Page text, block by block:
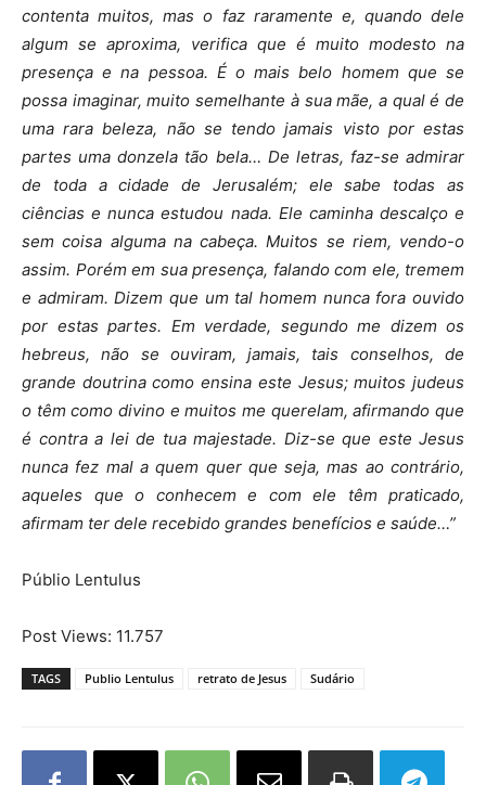
contenta muitos, mas o faz raramente e, quando dele
algum se aproxima, verifica que é muito modesto na
presença e na pessoa. É o mais belo homem que se
possa imaginar, muito semelhante à sua mãe, a qual é de
uma rara beleza, não se tendo jamais visto por estas
partes uma donzela tão bela… De letras, faz-se admirar
de toda a cidade de Jerusalém; ele sabe todas as
ciências e nunca estudou nada. Ele caminha descalço e
sem coisa alguma na cabeça. Muitos se riem, vendo-o
assim. Porém em sua presença, falando com ele, tremem
e admiram. Dizem que um tal homem nunca fora ouvido
por estas partes. Em verdade, segundo me dizem os
hebreus, não se ouviram, jamais, tais conselhos, de
grande doutrina como ensina este Jesus; muitos judeus
o têm como divino e muitos me querelam, afirmando que
é contra a lei de tua majestade. Diz-se que este Jesus
nunca fez mal a quem quer que seja, mas ao contrário,
aqueles que o conhecem e com ele têm praticado,
afirmam ter dele recebido grandes benefícios e saúde…”
Públio Lentulus
Post Views: 11.757
TAGS Publio Lentulus retrato de Jesus Sudário